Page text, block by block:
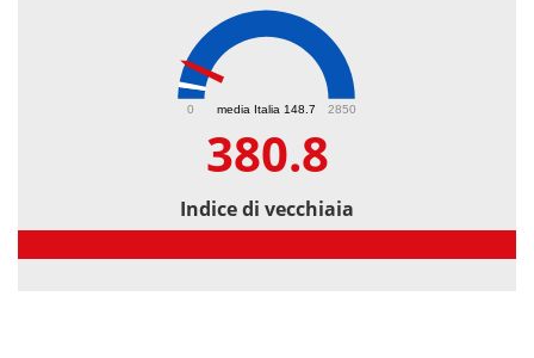
media Italia 148.7
0 2850
380.8
Indice di vecchiaia